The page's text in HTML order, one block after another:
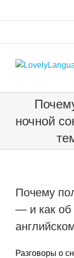
ночной
Почему
— и как об
Разговоры о